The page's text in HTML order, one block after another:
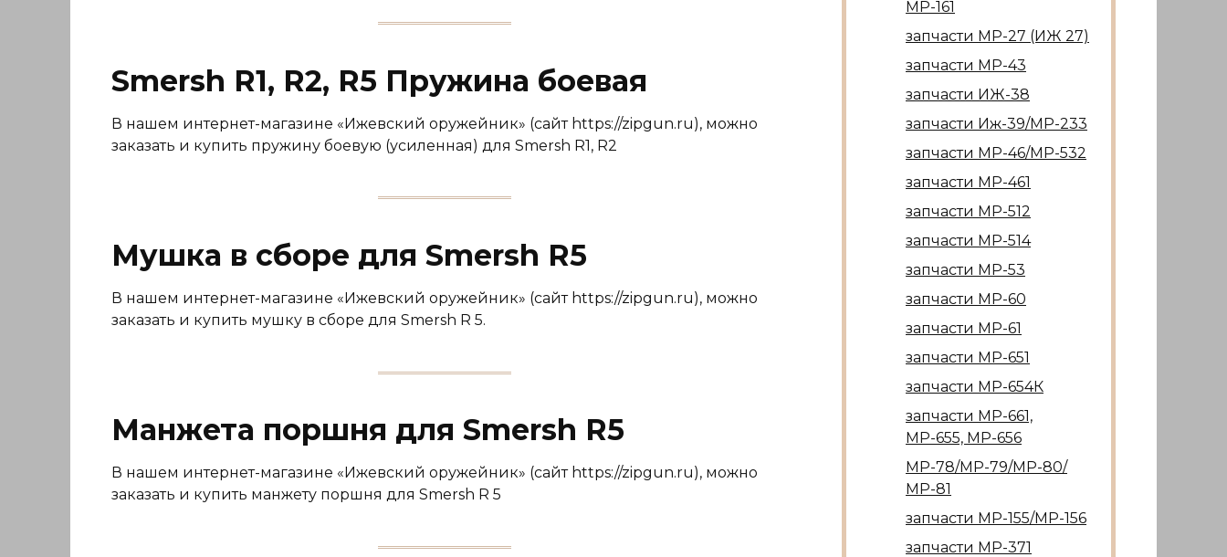
Smersh R1, R2, R5 Пружина боевая
В нашем интернет-магазине «Ижевский оружейник» (сайт https://zipgun.ru), можно
заказать и купить пружину боевую (усиленная) для Smersh R1, R2
Мушка в сборе для Smersh R5
В нашем интернет-магазине «Ижевский оружейник» (сайт https://zipgun.ru), можно
заказать и купить мушку в сборе для Smersh R 5.
Манжета поршня для Smersh R5
В нашем интернет-магазине «Ижевский оружейник» (сайт https://zipgun.ru), можно
заказать и купить манжету поршня для Smersh R 5
МР-161
запчасти МР-27 (ИЖ 27)
запчасти МР-43
запчасти ИЖ-38
запчасти Иж-39/МР-233
запчасти МР-46/МР-532
запчасти МР-461
запчасти МР-512
запчасти МР-514
запчасти МР-53
запчасти МР-60
запчасти МР-61
запчасти МР-651
запчасти МР-654К
запчасти МР-661,
МР-655, МР-656
МР-78/МР-79/МР-80/
МР-81
запчасти МР-155/МР-156
запчасти МР-371